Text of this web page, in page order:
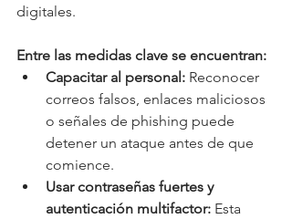
digitales.
Entre las medidas clave se encuentran:
Capacitar al personal: Reconocer
correos falsos, enlaces maliciosos
o señales de phishing puede
detener un ataque antes de que
comience.
Usar contraseñas fuertes y
autenticación multifactor: Esta